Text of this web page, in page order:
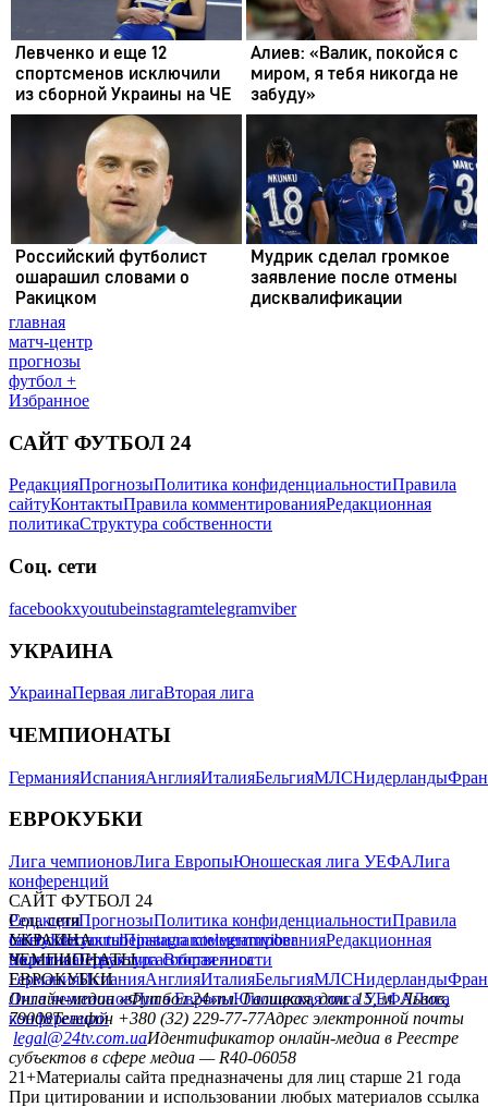
главная
матч-центр
прогнозы
футбол +
Избранное
САЙТ ФУТБОЛ 24
РедакцияПрогнозыПолитика конфиденциальностиПравила
сайтуКонтактыПравила комментированияРедакционная
политикаСтруктура собственности
Соц. сети
facebookxyoutubeinstagramtelegramviber
УКРАИНА
УкраинаПервая лигаВторая лига
ЧЕМПИОНАТЫ
ГерманияИспанияАнглияИталияБельгияМЛСНидерланды
ЕВРОКУБКИ
Лига чемпионовЛига ЕвропыЮношеская лига УЕФАЛига
конференций
САЙТ ФУТБОЛ 24
РедакцияПрогнозыПолитика конфиденциальностиПравила
сайтуКонтактыПравила комментированияРедакционная
политикаСтруктура собственности
Соц. сети
facebookxyoutubeinstagramtelegramviber
УКРАИНА
УкраинаПервая лигаВторая лига
ЧЕМПИОНАТЫ
ГерманияИспанияАнглияИталияБельгияМЛСНидерланды
ЕВРОКУБКИ
Лига чемпионовЛига ЕвропыЮношеская лига УЕФАЛига
конференций
Онлайн-медиа «Футбол 24»пл. Галицкая, дом. 15, м. Львов,
79008Телефон +380 (32) 229-77-77Адрес электронной почты
legal@24tv.com.uaИдентификатор онлайн-медиа в Реестре
субъектов в сфере медиа — R40-06058
21+Материалы сайта предназначены для лиц старше 21 года
При цитировании и использовании любых материалов ссылка